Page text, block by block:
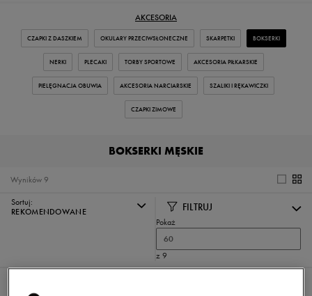
AKCESORIA
CZAPKI Z DASZKIEM OKULARY PRZECIWSŁONECZNE SKARPETKI BOKSERKI
NERKI PLECAKI TORBY SPORTOWE AKCESORIA PIŁKARSKIE
PIELĘGNACJA OBUWIA AKCESORIA NARCIARSKIE SZALIKI I RĘKAWICZKI
CZAPKI ZIMOWE
BOKSERKI MĘSKIE
9
Wyników
Sortuj:
REKOMENDOWANE
FILTRUJ
Pokaż
60
z 9